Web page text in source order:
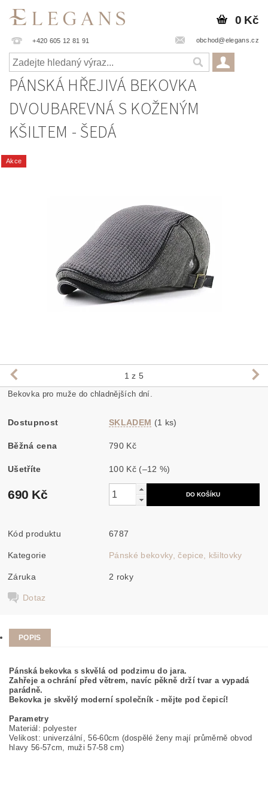
+420 605 12 81 91 obchod@elegans.cz
0 Kč
PÁNSKÁ HŘEJIVÁ BEKOVKA
DVOUBAREVNÁ S KOŽENÝM
KŠILTEM - ŠEDÁ
Akce
1 z 5
Bekovka pro muže do chladnějších dní.
Dostupnost SKLADEM (1 ks)
Běžná cena 790 Kč
Ušetříte 100 Kč (–12 %)
690 Kč
Kód produktu 6787
Kategorie Pánské bekovky, čepice, kšiltovky
Záruka 2 roky
Dotaz
POPIS
Pánská bekovka s skvělá od podzimu do jara.
Zahřeje a ochrání před větrem, navíc pěkně drží tvar a vypadá
parádně.
Bekovka je skvělý moderní společník - mějte pod čepicí!
Parametry
Materiál: polyester
Velikost: univerzální, 56-60cm (dospělé ženy mají průměrně obvod
hlavy 56-57cm, muži 57-58 cm)